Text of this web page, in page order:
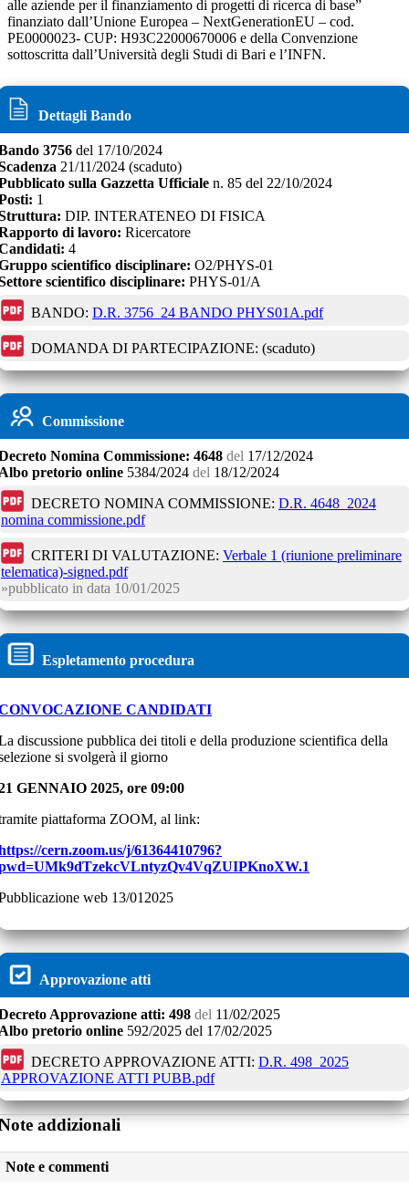
alle aziende per il finanziamento di progetti di ricerca di base”
finanziato dall’Unione Europea – NextGenerationEU – cod.
PE0000023- CUP: H93C22000670006 e della Convenzione
sottoscritta dall’Università degli Studi di Bari e l’INFN.
Dettagli Bando
3756 del 17/10/2024
21/11/2024 (scaduto)
sulla Gazzetta Ufficiale n. 85 del 22/10/2024
1
DIP. INTERATENEO DI FISICA
di lavoro: Ricercatore
4
scientifico disciplinare: O2/PHYS-01
scientifico disciplinare: PHYS-01/A
BANDO: D.R. 3756_24 BANDO PHYS01A.pdf
DOMANDA DI PARTECIPAZIONE: (scaduto)
Commissione
Nomina Commissione: 4648 del 17/12/2024
pretorio online 5384/2024 del 18/12/2024
DECRETO NOMINA COMMISSIONE: D.R. 4648_2024
nomina commissione.pdf
CRITERI DI VALUTAZIONE: Verbale 1 (riunione preliminare
telematica)-signed.pdf
pubblicato in data 10/01/2025
Espletamento procedura
CANDIDATI
discussione pubblica dei titoli e della produzione scientifica della
si svolgerà il giorno
GENNAIO 2025, ore 09:00
piattaforma ZOOM, al link:
cern.zoom.us/j/61364410796?
web 13/012025
Approvazione atti
Approvazione atti: 498 del 11/02/2025
pretorio online 592/2025 del 17/02/2025
DECRETO APPROVAZIONE ATTI: D.R. 498_2025
APPROVAZIONE ATTI PUBB.pdf
addizionali
Note e commenti